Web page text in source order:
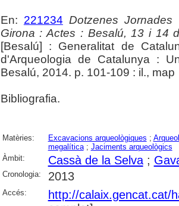
En: 221234 Dotzenes
Girona : Actes : Besalú, 13 i 14
[Besalú] : Generalitat de
d'Arqueologia de Catalunya :
Besalú, 2014. p. 101-109 : il., map
Bibliografia.
Matèries: Excavacions arqueològiques ;
megalítica; Jaciments arqueològics
Àmbit:
Cassà de la Selva;
Cronologia: 2013
Accés:
http://calaix.gencat.cat/